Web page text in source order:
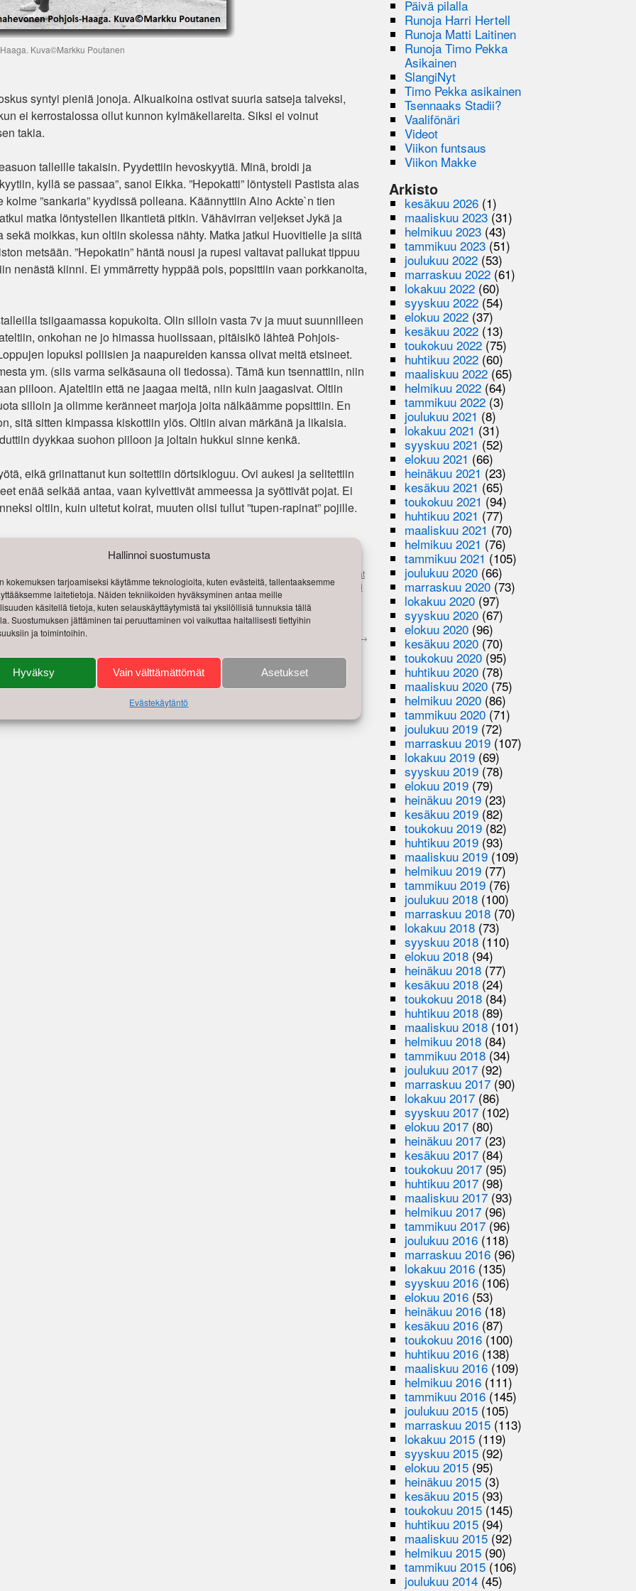
Hallinnoi suostumusta
kokemuksen tarjoamiseksi käytämme teknologioita, kuten evästeitä, tallentaaksemme
laitetietoja. Näiden tekniikoiden hyväksyminen antaa meille
käsitellä tietoja, kuten selauskäyttäytymistä tai yksilöllisiä tunnuksia tällä
Suostumuksen jättäminen tai peruuttaminen voi vaikuttaa haitallisesti tiettyihin
ja toimintoihin.
Hyväksy Vain välttämättömät Asetukset
Evästekäytäntö
Kuva©Markku Poutanen
syntyi pieniä jonoja. Alkuaikoina ostivat suuria satseja talveksi,
ei kerrostalossa ollut kunnon kylmäkellareita. Siksi ei voinut
takia.
talleille takaisin. Pyydettiin hevoskyytiä. Minä, broidi ja
kyllä se passaa”, sanoi Eikka. ”Hepokatti” löntysteli Pastista alas
”sankaria” kyydissä polleana. Käännyttiin Aino Ackte`n tien
matka löntystellen Ilkantietä pitkin. Vähävirran veljekset Jykä ja
moikkas, kun oltiin skolessa nähty. Matka jatkui Huovitielle ja siitä
metsään. ”Hepokatin” häntä nousi ja rupesi valtavat pallukat tippuu
nenästä kiinni. Ei ymmärretty hyppää pois, popsittiin vaan porkkanoita,
tsiigaamassa kopukoita. Olin silloin vasta 7v ja muut suunnilleen
onkohan ne jo himassa huolissaan, pitäisikö lähteä Pohjois-
lopuksi poliisien ja naapureiden kanssa olivat meitä etsineet.
ym. (siis varma selkäsauna oli tiedossa). Tämä kun tsennattiin, niin
piiloon. Ajateltiin että ne jaagaa meitä, niin kuin jaagasivat. Oltiin
silloin ja olimme keränneet marjoja joita nälkäämme popsittiin. En
sitä sitten kimpassa kiskottiin ylös. Oltiin aivan märkänä ja likaisia.
dyykkaa suohon piiloon ja joltain hukkui sinne kenkä.
eikä griinattanut kun soitettiin dörtsikloguu. Ovi aukesi ja selitettiin
enää selkää antaa, vaan kylvettivät ammeessa ja syöttivät pojat. Ei
oltiin, kuin uitetut koirat, muuten olisi tullut ”tupen-rapinat” pojille.
aamupäivä ja vuosi 1957. Tuli perunakauppias hevoskärryineen Pohjois-Haagaan. Mammat
polle.. ja pysähtyi Ohjaajantien ja P,sekä muita juureksia. Slumppaa sai podlareita säkki
huutamassa joka raban alakerrassa niin kovaa kun jaksoivat; -PERUNOITAA....
→
Päivä pilalla
Runoja Harri Hertell
Runoja Matti Laitinen
Runoja Timo Pekka
Asikainen
SlangiNyt
Timo Pekka asikainen
Tsennaaks Stadii?
Vaalifönäri
Videot
Viikon funtsaus
Viikon Makke
Arkisto
kesäkuu 2026 (1)
maaliskuu 2023 (31)
helmikuu 2023 (43)
tammikuu 2023(51)
joulukuu 2022 (53)
marraskuu 2022 (61)
lokakuu 2022 (60)
syyskuu 2022(54)
elokuu 2022 (37)
kesäkuu 2022 (13)
toukokuu 2022(75)
huhtikuu 2022 (60)
maaliskuu 2022 (65)
helmikuu 2022 (64)
tammikuu 2022(3)
joulukuu 2021 (8)
lokakuu 2021 (31)
syyskuu 2021 (52)
elokuu 2021 (66)
heinäkuu 2021 (23)
kesäkuu 2021 (65)
toukokuu 2021 (94)
huhtikuu 2021 (77)
maaliskuu 2021 (70)
helmikuu 2021 (76)
tammikuu 2021 (105)
joulukuu 2020 (66)
marraskuu 2020 (73)
lokakuu 2020 (97)
syyskuu 2020(67)
elokuu 2020 (96)
kesäkuu 2020 (70)
toukokuu 2020(95)
huhtikuu 2020 (78)
maaliskuu 2020 (75)
helmikuu 2020 (86)
tammikuu 2020(71)
joulukuu 2019 (72)
marraskuu 2019 (107)
lokakuu 2019 (69)
syyskuu 2019(78)
elokuu 2019 (79)
heinäkuu 2019 (23)
kesäkuu 2019 (82)
toukokuu 2019(82)
huhtikuu 2019 (93)
maaliskuu 2019 (109)
helmikuu 2019 (77)
tammikuu 2019(76)
joulukuu 2018 (100)
marraskuu 2018 (70)
lokakuu 2018 (73)
syyskuu 2018(110)
elokuu 2018 (94)
heinäkuu 2018 (77)
kesäkuu 2018 (24)
toukokuu 2018(84)
huhtikuu 2018 (89)
maaliskuu 2018 (101)
helmikuu 2018 (84)
tammikuu 2018(34)
joulukuu 2017 (92)
marraskuu 2017 (90)
lokakuu 2017 (86)
syyskuu 2017(102)
elokuu 2017 (80)
heinäkuu 2017 (23)
kesäkuu 2017 (84)
toukokuu 2017(95)
huhtikuu 2017 (98)
maaliskuu 2017 (93)
helmikuu 2017 (96)
tammikuu 2017(96)
joulukuu 2016 (118)
marraskuu 2016 (96)
lokakuu 2016 (135)
syyskuu 2016(106)
elokuu 2016 (53)
heinäkuu 2016 (18)
kesäkuu 2016 (87)
toukokuu 2016(100)
huhtikuu 2016 (138)
maaliskuu 2016 (109)
helmikuu 2016 (111)
tammikuu 2016(145)
joulukuu 2015 (105)
marraskuu 2015 (113)
lokakuu 2015 (119)
syyskuu 2015(92)
elokuu 2015 (95)
heinäkuu 2015 (3)
kesäkuu 2015 (93)
toukokuu 2015(145)
huhtikuu 2015 (94)
maaliskuu 2015 (92)
helmikuu 2015 (90)
tammikuu 2015(106)
joulukuu 2014 (45)